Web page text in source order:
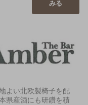
みる
よい北欧製椅子を配
県産酒にも研鑽を積